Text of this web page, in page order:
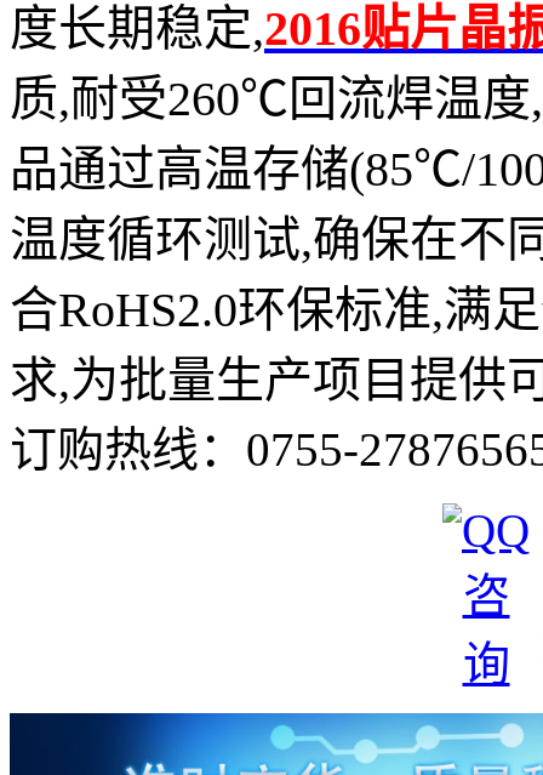
度长期稳定,2016贴片晶
质,耐受260℃回流焊温
品通过高温存储(85℃/
温度循环测试,确保在不
合RoHS2.0环保标准,满
求,为批量生产项目提供
订购热线： 0755-